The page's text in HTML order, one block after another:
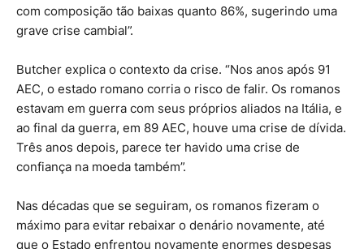
com composição tão baixas quanto 86%, sugerindo uma
grave crise cambial”.
Butcher explica o contexto da crise. “Nos anos após 91
AEC, o estado romano corria o risco de falir. Os romanos
estavam em guerra com seus próprios aliados na Itália, e
ao final da guerra, em 89 AEC, houve uma crise de dívida.
Três anos depois, parece ter havido uma crise de
confiança na moeda também”.
Nas décadas que se seguiram, os romanos fizeram o
máximo para evitar rebaixar o denário novamente, até
que o Estado enfrentou novamente enormes despesas